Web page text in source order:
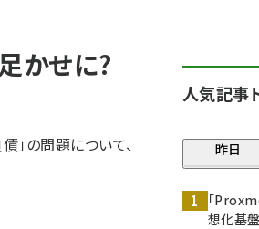
かせに?
」の問題について、
人気記事
昨日
「
想化基